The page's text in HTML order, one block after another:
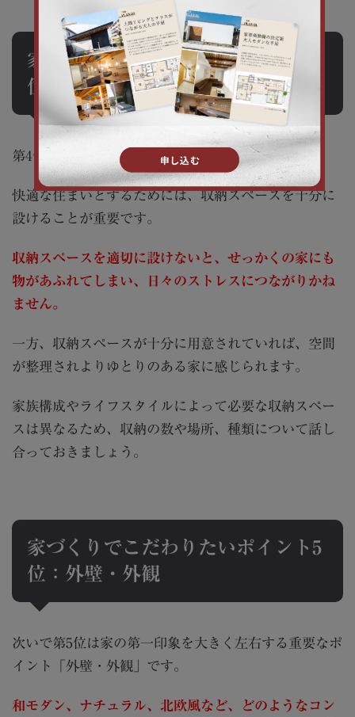
家づくりでこだわりたいポイント4
位：収納
第4位のこだわりポイントは「収納」です。
快適な住まいとするためには、収納スペースを十分に
設けることが重要です。
収納スペースを適切に設けないと、せっかくの家にも
物があふれてしまい、日々のストレスにつながりかね
ません。
一方、収納スペースが十分に用意されていれば、空間
が整理されよりゆとりのある家に感じられます。
家族構成やライフスタイルによって必要な収納スペー
スは異なるため、収納の数や場所、種類について話し
合っておきましょう。
家づくりでこだわりたいポイント5
位：外壁・外観
次いで第5位は家の第一印象を大きく左右する重要なポ
イント「外壁・外観」です。
和モダン、ナチュラル、北欧風など、どのようなコン